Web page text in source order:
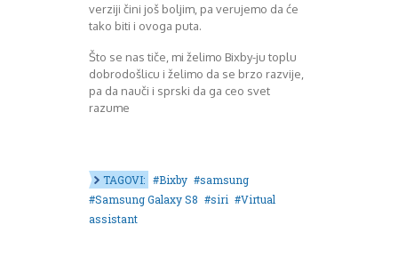
verziji čini još boljim, pa verujemo da će
tako biti i ovoga puta.
Što se nas tiče, mi želimo Bixby-ju toplu
dobrodošlicu i želimo da se brzo razvije,
pa da nauči i sprski da ga ceo svet
razume
TAGOVI: Bixby
samsung
Samsung Galaxy S8
siri
Virtual
assistant